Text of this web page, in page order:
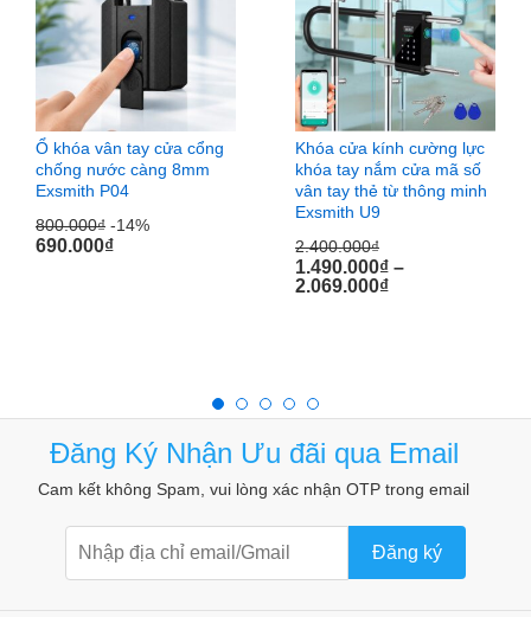
Bạn có thể dùngkhóa chống cắtExsmith P803 đểkhóa
cổng sắt, khóa cổng, khoá cửa, khóa xe,….Cho gia đình,
nhà kho, cơ quan, trường học, khu mua sắm…
Ổ khóa vân tay cửa cổng
chống nước càng 8mm
Exsmith P04
800.000₫ -14%
690.000₫
Khóa cửa kính cường lực
khóa tay nắm cửa mã số
vân tay thẻ từ thông minh
Exsmith U9
2.400.000₫
1.490.000₫ –
2.069.000₫
Đăng Ký Nhận Ưu đãi qua Email
Cam kết không Spam, vui lòng xác nhận OTP trong email
Đăng ký